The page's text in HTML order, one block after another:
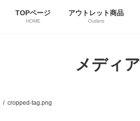
TOPページ
HOME
アウトレット商品
Outlets
メディア
cropped-tag.png